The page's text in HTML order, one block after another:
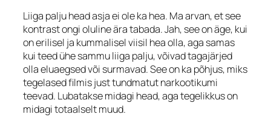
Liiga palju head asja ei ole ka hea. Ma arvan, et see
kontrast ongi oluline ära tabada. Jah, see on äge, kui
on erilisel ja kummalisel viisil hea olla, aga samas
kui teed ühe sammu liiga palju, võivad tagajärjed
olla eluaegsed või surmavad. See on ka põhjus, miks
tegelased filmis just tundmatut narkootikumi
teevad. Lubatakse midagi head, aga tegelikkus on
midagi totaalselt muud.